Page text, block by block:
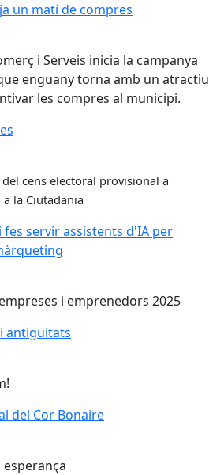
un matí de compres
i Serveis inicia la campanya
enguany torna amb un atractiu
les compres al municipi.
cens electoral provisional a
la Ciutadania
fes servir assistents d'IA per
fes servir assistents d'IA per
i emprenedors 2025
antiguitats
antiguitats
del Cor Bonaire
del Cor Bonaire